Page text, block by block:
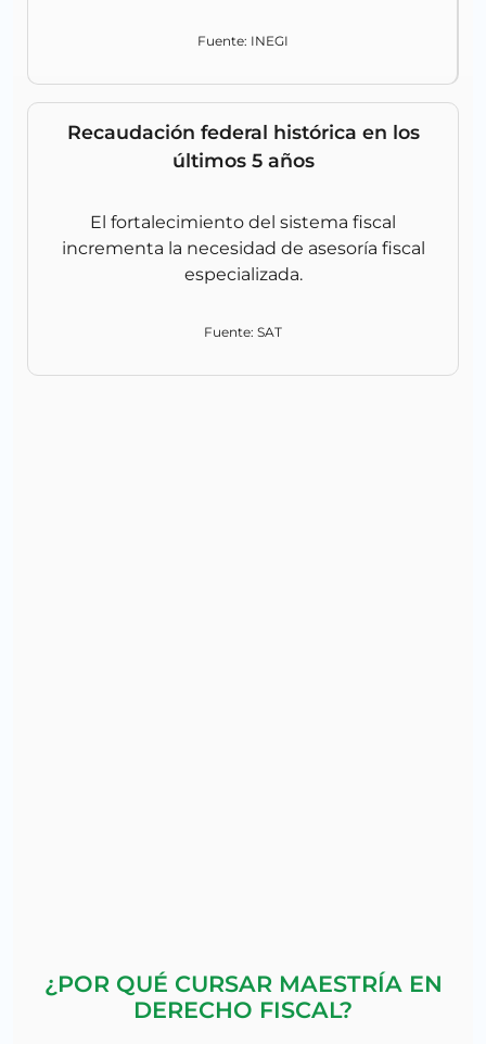
Fuente: INEGI
Recaudación federal histórica en los
últimos 5 años
El fortalecimiento del sistema fiscal
incrementa la necesidad de asesoría fiscal
especializada.
Fuente: SAT
¿POR QUÉ CURSAR MAESTRÍA EN
DERECHO FISCAL?